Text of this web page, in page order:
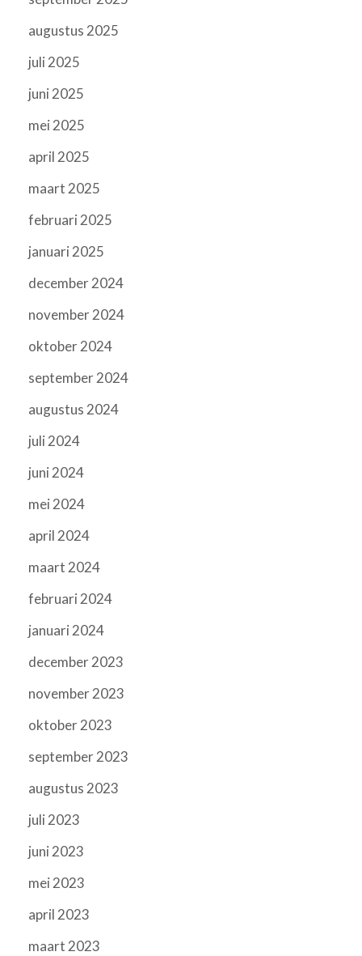
augustus 2025
juli 2025
juni 2025
mei 2025
april 2025
maart 2025
februari 2025
januari 2025
december 2024
november 2024
oktober 2024
september 2024
augustus 2024
juli 2024
juni 2024
mei 2024
april 2024
maart 2024
februari 2024
januari 2024
december 2023
november 2023
oktober 2023
september 2023
augustus 2023
juli 2023
juni 2023
mei 2023
april 2023
maart 2023